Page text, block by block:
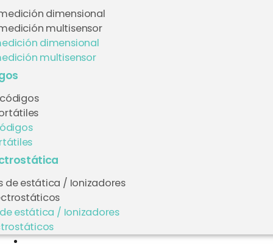
dimensional
multisensor
dimensional
multisensor
de estática / Ionizadores
estática / Ionizadores